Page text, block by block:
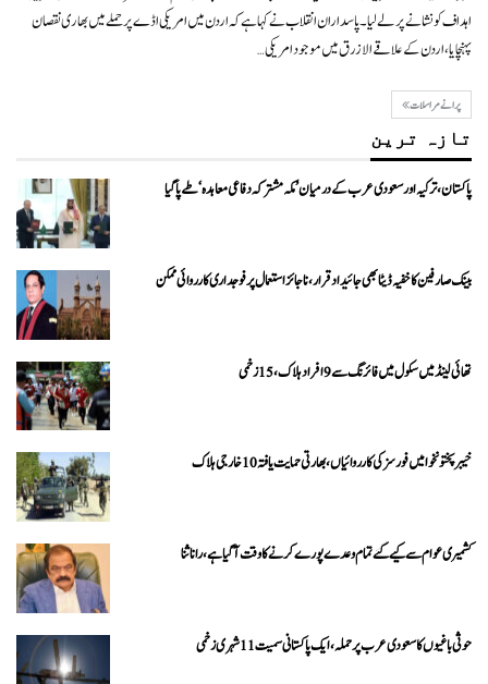
اہداف کو نشانے پر لے لیا۔پاسداران انقلاب نے کہا ہے کہ اردن میں امریکی اڈے پر حملے میں بھاری نقصان
پہنچایا، اردن کے علاقے الازرق میں موجود امریکی…
پرانے مراسلات
تازہ ترین
پاکستان، ترکیہ اور سعودی عرب کے درمیان ’مکہ مشترکہ دفاعی معاہدہ‘ طے پا گیا
بینک صارفین کا خفیہ ڈیٹا بھی جائیداد قرار، ناجائز استعمال پر فوجداری کارروائی ممکن
تھائی لینڈ میں سکول میں فائرنگ سے 9 افراد ہلاک، 15 زخمی
خیبرپختونخوا میں فورسز کی کارروائیاں، بھارتی حمایت یافتہ 10 خارجی ہلاک
کشمیری عوام سے کیے گئے تمام وعدے پورے کرنے کا وقت آ گیا ہے، رانا ثنا
حوثی باغیوں کا سعودی عرب پر حملہ، ایک پاکستانی سمیت 11 شہری زخمی